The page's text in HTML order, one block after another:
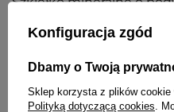
KOPERTA
Metalowa, nierdzewna
PASEK
Konfiguracja zgód
Dbamy o Twoją
Sklep korzysta z plików cookie
Polityką dotyczącą cookies.